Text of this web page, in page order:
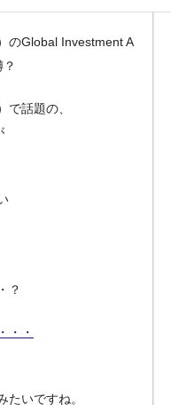
のGlobal Investment A
で話題の、
？
・・
いですね。